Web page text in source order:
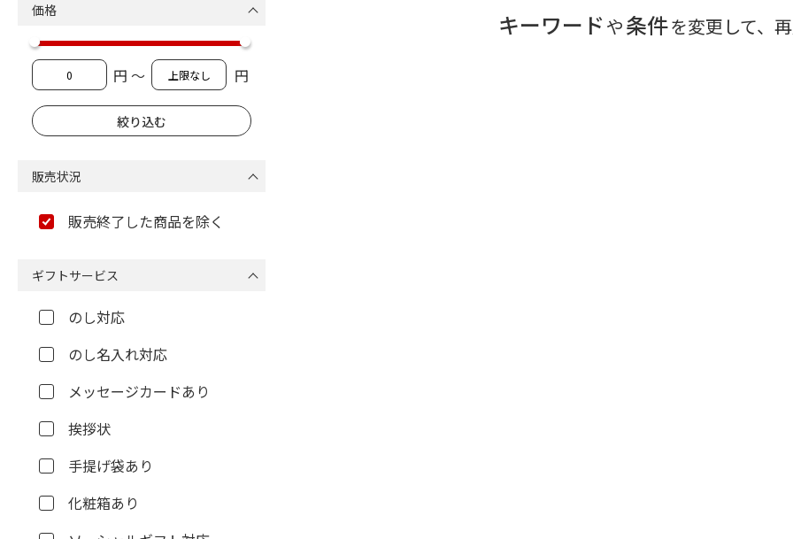
キーワードや条件を変更して、
価格
円 ～ 円
販売状況
販売終了した商品を除く
ギフトサービス
のし対応
のし名入れ対応
メッセージカードあり
挨拶状
手提げ袋あり
化粧箱あり